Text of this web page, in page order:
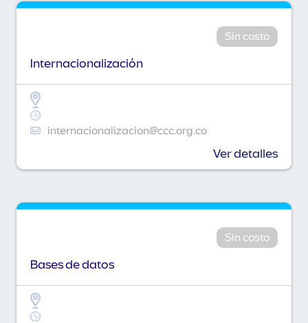
Sin costo
Internacionalización
internacionalizacion@ccc.org.co
Ver detalles
Sin costo
Bases de datos